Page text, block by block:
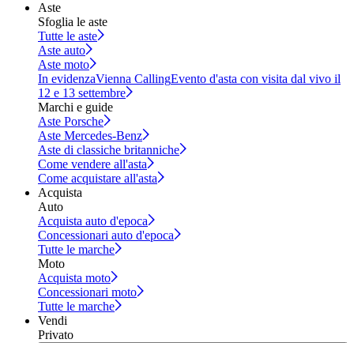
Aste
Sfoglia le aste
Tutte le aste
Aste auto
Aste moto
In evidenzaVienna CallingEvento d'asta con visita dal vivo il
12 e 13 settembre
Marchi e guide
Aste Porsche
Aste Mercedes-Benz
Aste di classiche britanniche
Come vendere all'asta
Come acquistare all'asta
Acquista
Auto
Acquista auto d'epoca
Concessionari auto d'epoca
Tutte le marche
Moto
Acquista moto
Concessionari moto
Tutte le marche
Vendi
Privato